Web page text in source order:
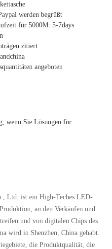
werden begrüßt
für 5000M: 5-7days
zitiert
angeboten
wenn Sie Lösungen für
Ltd. ist ein High-Teches LED-
an den Verkäufen und
und von digitalen Chips des
wird in Shenzhen, China gehabt.
die Produktqualität, die